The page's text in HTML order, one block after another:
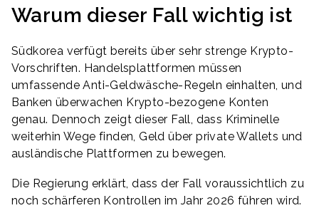
Warum dieser Fall wichtig ist
Südkorea verfügt bereits über sehr strenge Krypto-
Vorschriften. Handelsplattformen müssen
umfassende Anti-Geldwäsche-Regeln einhalten, und
Banken überwachen Krypto-bezogene Konten
genau. Dennoch zeigt dieser Fall, dass Kriminelle
weiterhin Wege finden, Geld über private Wallets und
ausländische Plattformen zu bewegen.
Die Regierung erklärt, dass der Fall voraussichtlich zu
noch schärferen Kontrollen im Jahr 2026 führen wird.